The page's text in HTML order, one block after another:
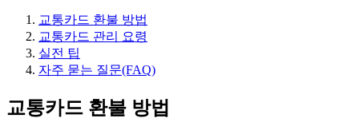
교통카드 환불 방법
교통카드 관리 요령
실전 팁
자주 묻는 질문(FAQ)
교통카드 환불 방법